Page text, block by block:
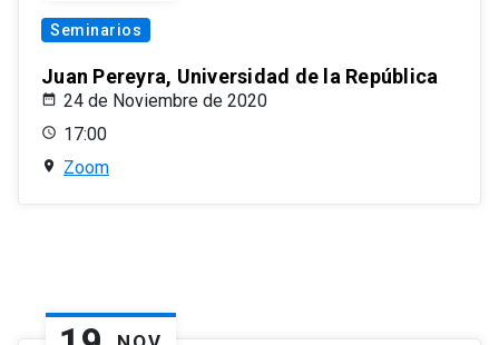
Seminarios
Juan Pereyra, Universidad de la República
24 de Noviembre de 2020
17:00
Zoom